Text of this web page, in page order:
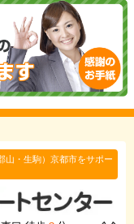
山・生駒）京都市をサポー